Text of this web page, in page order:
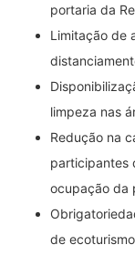
portaria da
Limitação de
limpeza nas
Redução na
participantes
ocupação da
de